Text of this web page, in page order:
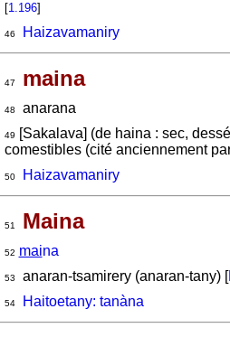
[1.196]
46 Haizavamaniry
47 maina
48
anarana
49
[Sakalava] (de haina : sec,
comestibles (cité anciennement
50 Haizavamaniry
51 Maina
52 maina
53 anaran-tsamirery (anaran-tany) [
54 Haitoetany: tanàna